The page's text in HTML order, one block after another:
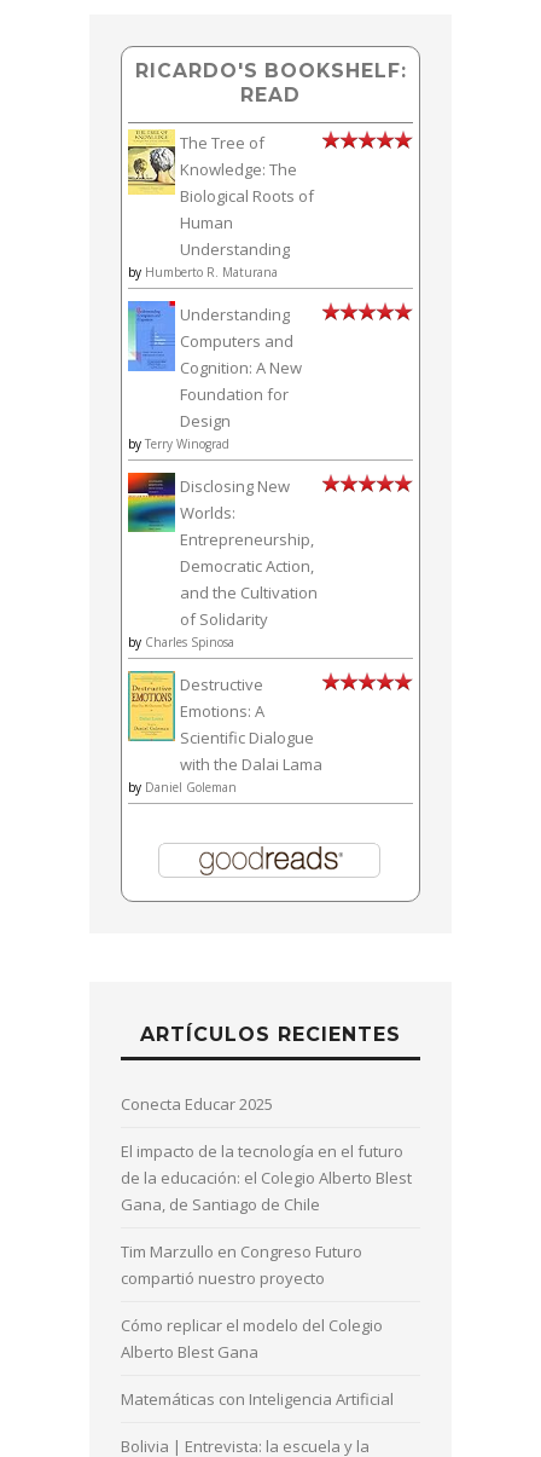
RICARDO'S BOOKSHELF:
READ
The Tree of
Knowledge: The
Biological Roots of
Human
Understanding
by Humberto R. Maturana
Understanding
Computers and
Cognition: A New
Foundation for
Design
by Terry Winograd
Disclosing New
Worlds:
Entrepreneurship,
Democratic Action,
and the Cultivation
of Solidarity
by Charles Spinosa
Destructive
Emotions: A
Scientific Dialogue
with the Dalai Lama
by Daniel Goleman
ARTÍCULOS RECIENTES
Conecta Educar 2025
El impacto de la tecnología en el futuro
de la educación: el Colegio Alberto Blest
Gana, de Santiago de Chile
Tim Marzullo en Congreso Futuro
compartió nuestro proyecto
Cómo replicar el modelo del Colegio
Alberto Blest Gana
Matemáticas con Inteligencia Artificial
Bolivia | Entrevista: la escuela y la